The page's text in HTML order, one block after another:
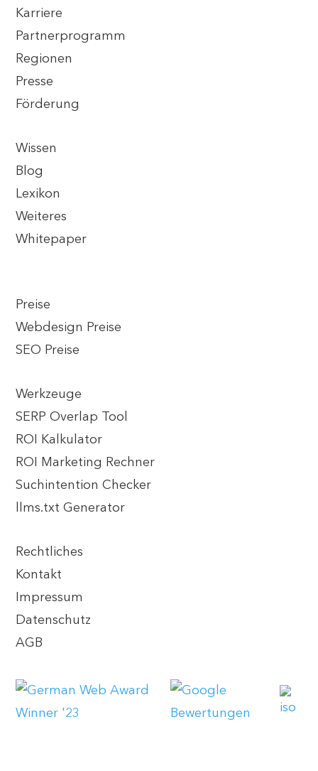
Karriere
Partnerprogramm
Regionen
Presse
Förderung
Wissen
Blog
Lexikon
Weiteres
Whitepaper
Preise
Webdesign Preise
SEO Preise
Werkzeuge
SERP Overlap Tool
ROI Kalkulator
ROI Marketing Rechner
Suchintention Checker
llms.txt Generator
Rechtliches
Kontakt
Impressum
Datenschutz
AGB